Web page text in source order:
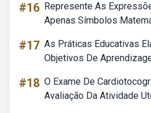
#16 Represente As
Apenas Símbolos
#17 As Práticas Educativas
Objetivos De
#18 O Exame De
Avaliação Da Atividade